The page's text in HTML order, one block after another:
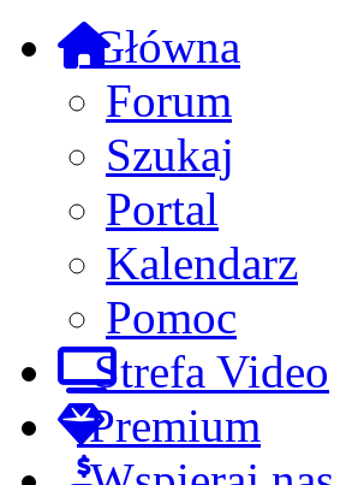
Główna
Forum
Szukaj
Portal
Kalendarz
Pomoc
Strefa Video
Premium